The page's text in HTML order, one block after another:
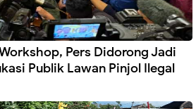
Pers Didorong Jadi
Publik Lawan Pinjol Ilegal